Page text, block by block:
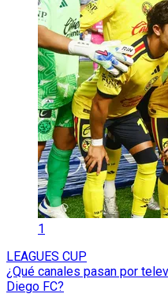
1
LEAGUES CUP
¿Qué canales pasan por
Diego FC?